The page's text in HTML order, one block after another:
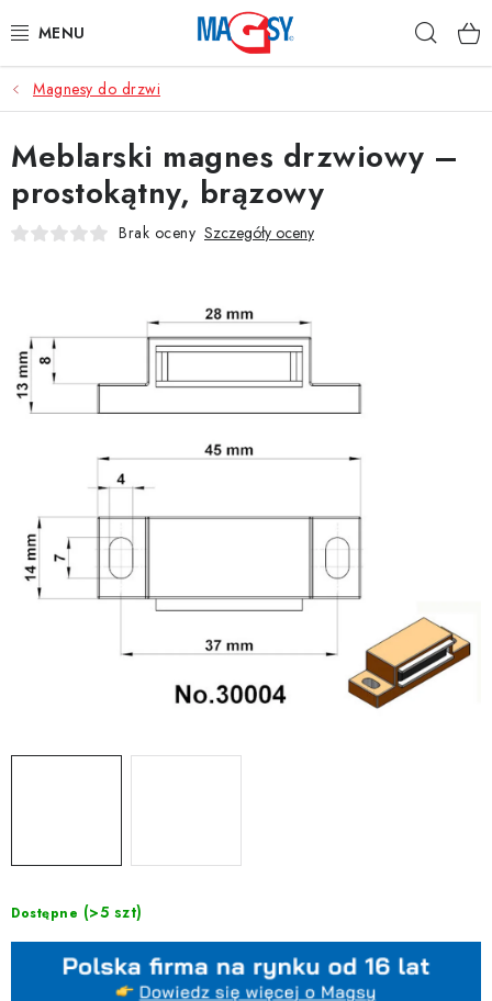
do
GŁÓWNE KATEGORIE
MAGNETYCZNE POMOCE
MAGNESY PRZEMYSŁOWE
MATERIAŁY NIERDZEWNE
O nas Regulamin e-sklepu
Ochrona danych osobowych
Blog
Kontakty Odstąpienie od Umowy
Magnesy do drzwi
Dostępne (>5 szt)
Meblarski magnes drzwiowy –
prostokątny, brązowy
Brak oceny Szczegóły oceny